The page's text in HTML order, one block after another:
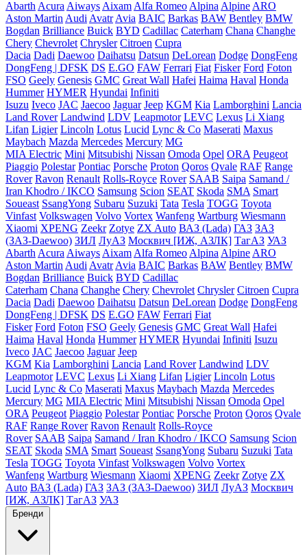
Abarth Acura Aiways Aixam Alfa Romeo Alpina Alpine ARO
Aston Martin Audi Avatr Avia BAIC Barkas BAW Bentley BMW
Bogdan Brilliance Buick BYD Cadillac Caterham Chana Changhe
Chery Chevrolet Chrysler Citroen Cupra
Dacia Dadi Daewoo Daihatsu Datsun DeLorean Dodge DongFeng
DongFeng | DFSK DS E.GO FAW Ferrari Fiat Fisker Ford Foton
FSO Geely Genesis GMC Great Wall Hafei Haima Haval Honda
Hummer HYMER Hyundai Infiniti
Isuzu Iveco JAC Jaecoo Jaguar Jeep KGM Kia Lamborghini Lancia
Land Rover Landwind LDV Leapmotor LEVC Lexus Li Xiang
Lifan Ligier Lincoln Lotus Lucid Lync & Co Maserati Maxus
Maybach Mazda Mercedes Mercury MG
MIA Electric Mini Mitsubishi Nissan Omoda Opel ORA Peugeot
Piaggio Polestar Pontiac Porsche Proton Qoros Qvale RAF Range
Rover Ravon Renault Rolls-Royce Rover SAAB Saipa Samand /
Iran Khodro / IKCO Samsung Scion SEAT Skoda SMA Smart
Soueast SsangYong Subaru Suzuki Tata Tesla TOGG Toyota
Vinfast Volkswagen Volvo Vortex Wanfeng Wartburg Wiesmann
Xiaomi XPENG Zeekr Zotye ZX Auto ВАЗ (Lada) ГАЗ ЗАЗ
(ЗАЗ-Daewoo) ЗИЛ ЛуАЗ Москвич [ИЖ, АЗЛК] ТагАЗ УАЗ
Abarth Acura Aiways Aixam Alfa Romeo Alpina Alpine ARO
Aston Martin Audi Avatr Avia BAIC Barkas BAW Bentley BMW
Bogdan Brilliance Buick BYD Cadillac
Caterham Chana Changhe Chery Chevrolet Chrysler Citroen Cupra
Dacia Dadi Daewoo Daihatsu Datsun DeLorean Dodge DongFeng
DongFeng | DFSK DS E.GO FAW Ferrari Fiat
Fisker Ford Foton FSO Geely Genesis GMC Great Wall Hafei
Haima Haval Honda Hummer HYMER Hyundai Infiniti Isuzu
Iveco JAC Jaecoo Jaguar Jeep
KGM Kia Lamborghini Lancia Land Rover Landwind LDV
Leapmotor LEVC Lexus Li Xiang Lifan Ligier Lincoln Lotus
Lucid Lync & Co Maserati Maxus Maybach Mazda Mercedes
Mercury MG MIA Electric Mini Mitsubishi Nissan Omoda Opel
ORA Peugeot Piaggio Polestar Pontiac Porsche Proton Qoros Qvale
RAF Range Rover Ravon Renault Rolls-Royce
Rover SAAB Saipa Samand / Iran Khodro / IKCO Samsung Scion
SEAT Skoda SMA Smart Soueast SsangYong Subaru Suzuki Tata
Tesla TOGG Toyota Vinfast Volkswagen Volvo Vortex
Wanfeng Wartburg Wiesmann Xiaomi XPENG Zeekr Zotye ZX
Auto ВАЗ (Lada) ГАЗ ЗАЗ (ЗАЗ-Daewoo) ЗИЛ ЛуАЗ Москвич
[ИЖ, АЗЛК] ТагАЗ УАЗ
Бренди